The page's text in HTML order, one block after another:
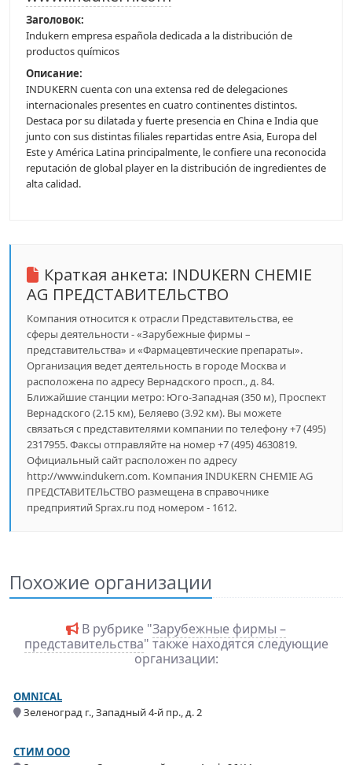
Заголовок:
Indukern empresa española dedicada a la distribución de
productos químicos
Описание:
INDUKERN cuenta con una extensa red de delegaciones
internacionales presentes en cuatro continentes distintos.
Destaca por su dilatada y fuerte presencia en China e India que
junto con sus distintas filiales repartidas entre Asia, Europa del
Este y América Latina principalmente, le confiere una reconocida
reputación de global player en la distribución de ingredientes de
alta calidad.
Краткая анкета: INDUKERN CHEMIE
AG ПРЕДСТАВИТЕЛЬСТВО
Компания относится к отрасли Представительства, ее
сферы деятельности - «Зарубежные фирмы –
представительства» и «Фармацевтические препараты».
Организация ведет деятельность в городе Москва и
расположена по адресу Вернадского просп., д. 84.
Ближайшие станции метро: Юго-Западная (350 м), Проспект
Вернадского (2.15 км), Беляево (3.92 км). Вы можете
связаться с представителями компании по телефону +7 (495)
2317955. Факсы отправляйте на номер +7 (495) 4630819.
Официальный сайт расположен по адресу
http://www.indukern.com. Компания INDUKERN CHEMIE AG
ПРЕДСТАВИТЕЛЬСТВО размещена в справочнике
предприятий Sprax.ru под номером - 1612.
Похожие организации
В рубрике "Зарубежные фирмы –
представительства" также находятся следующие
организации:
OMNICAL
Зеленоград г., Западный 4-й пр., д. 2
СТИМ ООО